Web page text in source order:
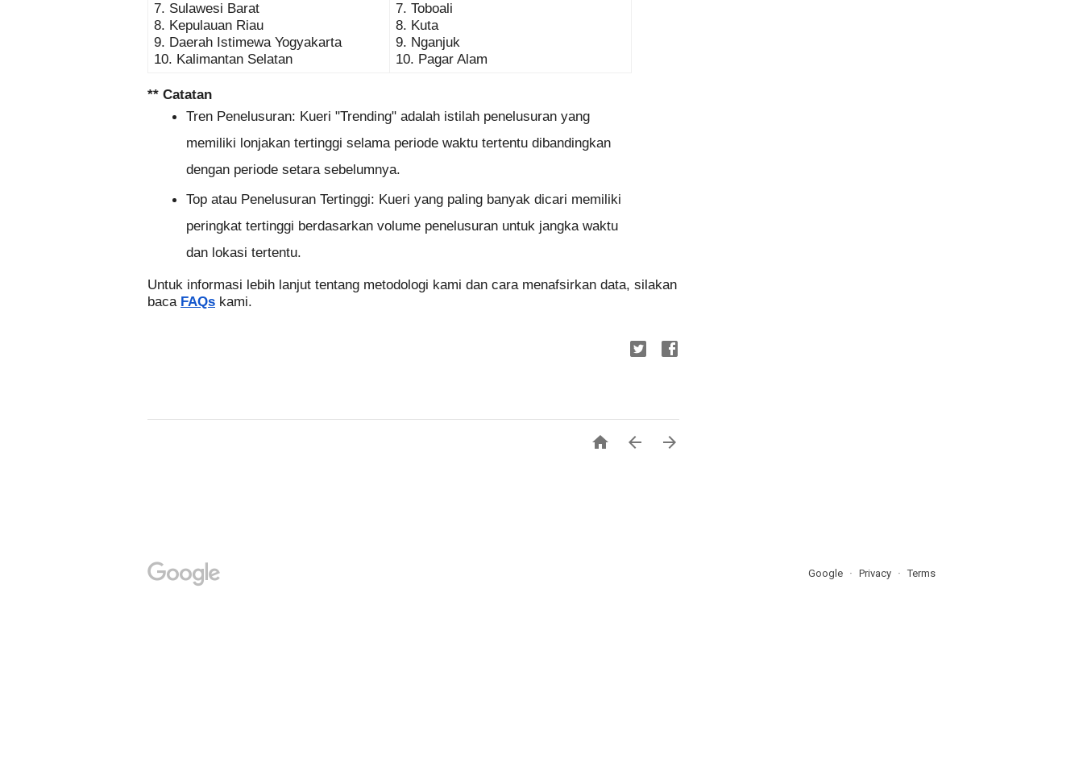
7. Sulawesi Barat
8. Kepulauan Riau
9. Daerah Istimewa Yogyakarta
10. Kalimantan Selatan
7. Toboali
8. Kuta
9. Nganjuk
10. Pagar Alam
** Catatan
Tren Penelusuran: Kueri "Trending" adalah istilah penelusuran yang
memiliki lonjakan tertinggi selama periode waktu tertentu dibandingkan
dengan periode setara sebelumnya.
Top atau Penelusuran Tertinggi: Kueri yang paling banyak dicari memiliki
peringkat tertinggi berdasarkan volume penelusuran untuk jangka waktu
dan lokasi tertentu.
Untuk informasi lebih lanjut tentang metodologi kami dan cara menafsirkan data, silakan
baca FAQs kami.
  
Google Privacy Terms